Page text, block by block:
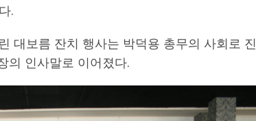
대회(VfK)’ 성료
국어능력시험 (TOPIK)
게시판 / 행사 / 알림
독일 한인 차세대 협회(FLCG), 뮌헨 공대(TUM)서 화려한 출범
다.
사랑의 손길
.
대보름 잔치 행사는 박덕용 총무의 사회로 진
의 인사말로 이어졌다.